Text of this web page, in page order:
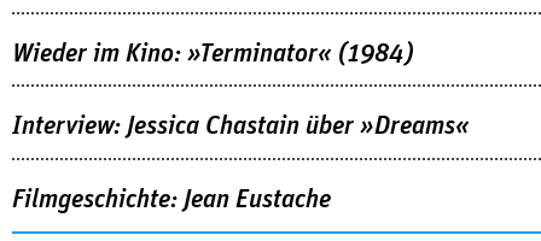
Wieder im Kino: »Terminator« (1984)
Interview: Jessica Chastain über »Dreams«
Filmgeschichte: Jean Eustache